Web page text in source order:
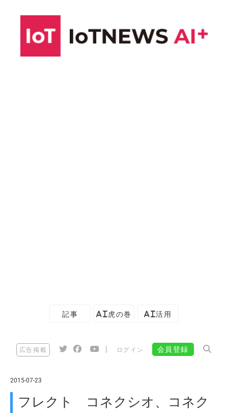
記事 AI虎の巻 AI活用
広告掲載 ログイン 会員登録
2015-07-23
フレクト コネクシオ、コネク